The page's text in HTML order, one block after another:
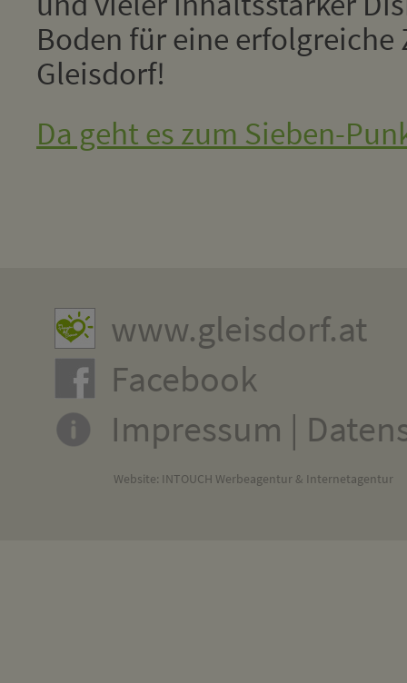
Boden für eine erfolgreiche
Gleisdorf!
Da geht es zum Sieben-
www.gleisdorf.at
Facebook
Impressum |
Website: INTOUCH Werbeagentur & Internetagentur